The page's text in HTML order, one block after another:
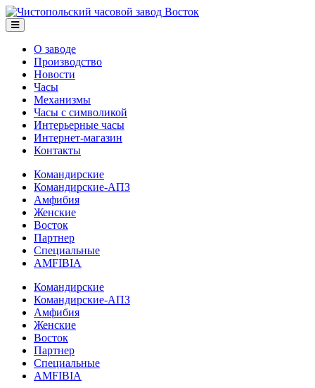
О заводе
Производство
Новости
Часы
Механизмы
Часы с символикой
Интерьерные часы
Интернет-магазин
Контакты
Командирские
Командирские-АПЗ
Амфибия
Женские
Восток
Партнер
Специальные
AMFIBIA
Командирские
Командирские-АПЗ
Амфибия
Женские
Восток
Партнер
Специальные
AMFIBIA